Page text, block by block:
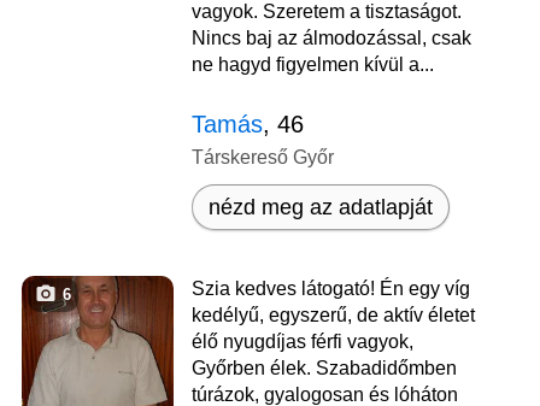
vagyok. Szeretem a tisztaságot.
Nincs baj az álmodozással, csak
ne hagyd figyelmen kívül a...
Tamás, 46
Társkereső Győr
nézd meg az adatlapját
6
Szia kedves látogató! Én egy víg
kedélyű, egyszerű, de aktív életet
élő nyugdíjas férfi vagyok,
Győrben élek. Szabadidőmben
túrázok, gyalogosan és lóháton